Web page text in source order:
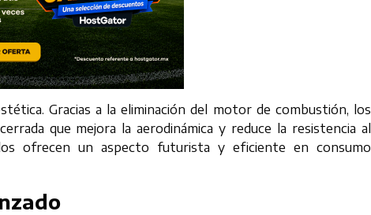
Gracias a la eliminación del motor de combustión, los
que mejora la aerodinámica y reduce la resistencia al
ofrecen un aspecto futurista y eficiente en consumo